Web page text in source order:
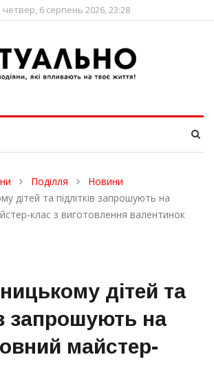
четвер, 6 серпень 2026, 23:28
Поділля
Новини
дітей та підлітків запрошують на
клас з виготовлення валентинок
дітей та
запрошують на
майстер-